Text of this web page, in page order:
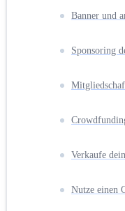
Banner und
Sponsoring
Verkaufe
Nutze einen